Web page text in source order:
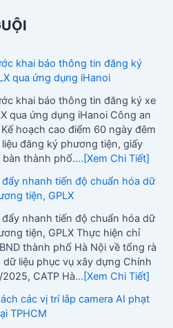
khai báo thông tin đăng ký
qua ứng dụng iHanoi
khai báo thông tin đăng ký xe
qua ứng dụng iHanoi Công an
hoạch cao điểm 60 ngày đêm
đăng ký phương tiện, giấy
bàn thành phố....[Xem Chi Tiết]
đẩy nhanh tiến độ chuẩn hóa dữ
tiện, GPLX
đẩy nhanh tiến độ chuẩn hóa dữ
tiện, GPLX Thực hiện chỉ
thành phố Hà Nội về tổng rà
liệu phục vụ xây dựng Chính
CATP Hà...[Xem Chi Tiết]
các vị trí lắp camera AI phạt
TPHCM